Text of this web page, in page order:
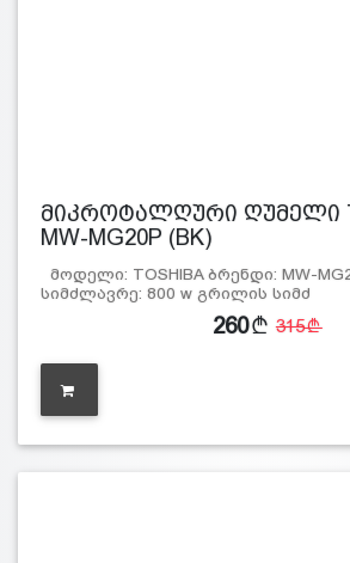
მიკროტალღური ღუმელი
MW-MG20P (BK)
მოდელი: TOSHIBA ბრენდი: MW-
სიმძლავრე: 800 w გრილის სიმძ
260 315